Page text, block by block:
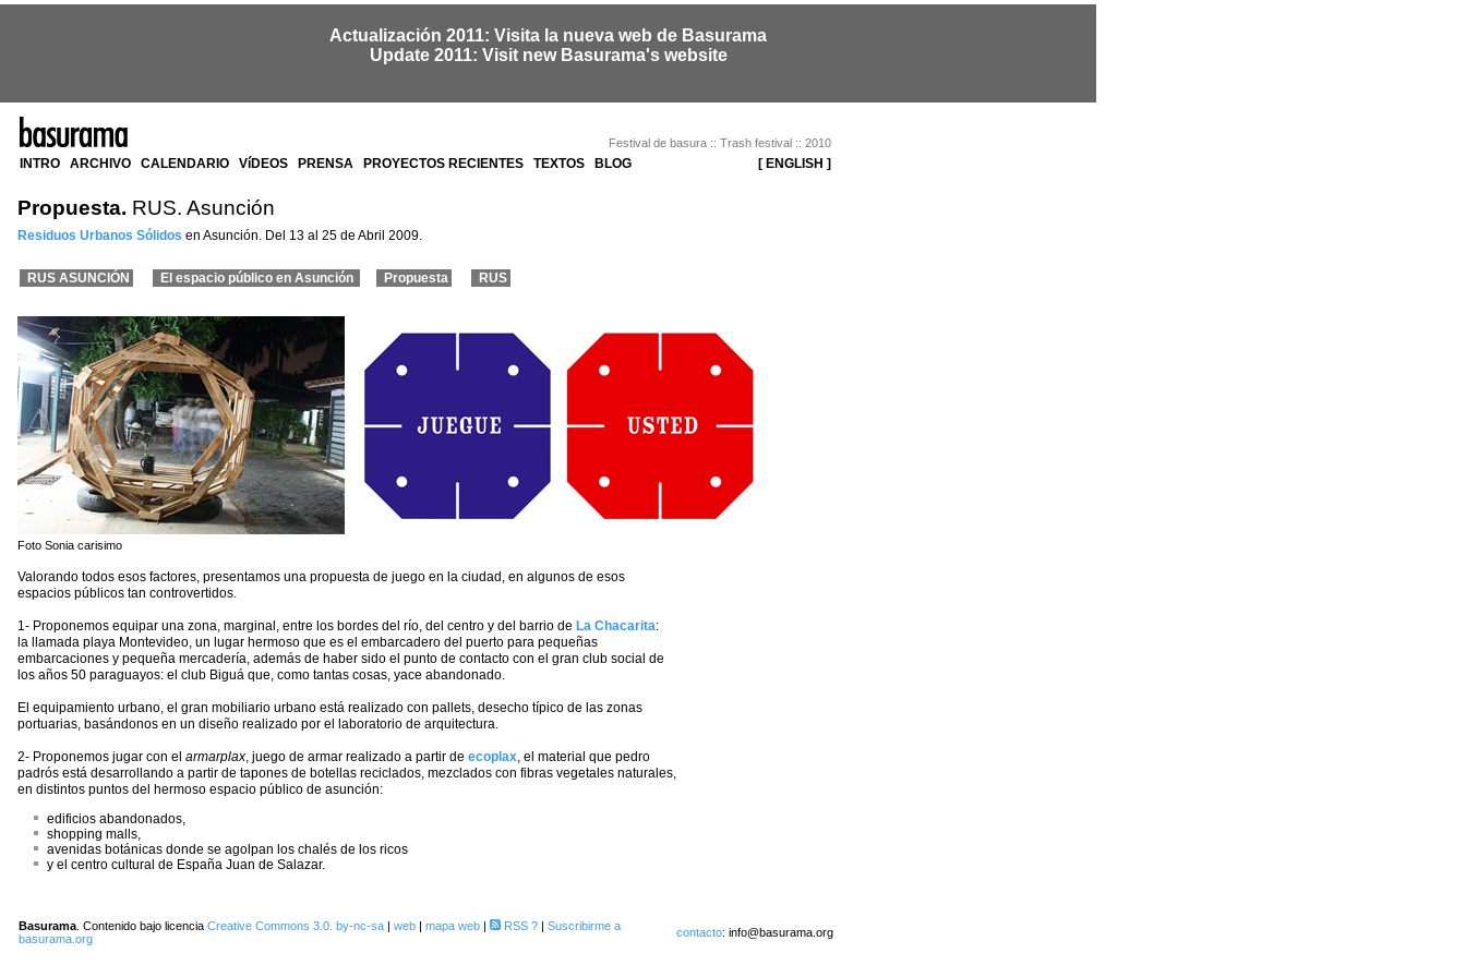
Actualización 2011: Visita la nueva web de Basurama
Update 2011: Visit new Basurama's website
Festival de basura :: Trash festival :: 2010
INTRO ARCHIVO CALENDARIO VíDEOS PRENSA PROYECTOS RECIENTES TEXTOS BLOG [ ENGLISH ]
Propuesta. RUS. Asunción
Residuos Urbanos Sólidos en Asunción. Del 13 al 25 de Abril 2009.
RUS ASUNCIÓN El espacio público en Asunción Propuesta RUS
Foto Sonia carisimo
Valorando todos esos factores, presentamos una propuesta de juego en la ciudad, en algunos de esos
espacios públicos tan controvertidos.
1- Proponemos equipar una zona, marginal, entre los bordes del río, del centro y del barrio de La Chacarita:
la llamada playa Montevideo, un lugar hermoso que es el embarcadero del puerto para pequeñas
embarcaciones y pequeña mercadería, además de haber sido el punto de contacto con el gran club social de
los años 50 paraguayos: el club Biguá que, como tantas cosas, yace abandonado.
El equipamiento urbano, el gran mobiliario urbano está realizado con pallets, desecho típico de las zonas
portuarias, basándonos en un diseño realizado por el laboratorio de arquitectura.
2- Proponemos jugar con el armarplax, juego de armar realizado a partir de ecoplax, el material que pedro
padrós está desarrollando a partir de tapones de botellas reciclados, mezclados con fibras vegetales naturales,
en distintos puntos del hermoso espacio público de asunción:
edificios abandonados,
shopping malls,
avenidas botánicas donde se agolpan los chalés de los ricos
y el centro cultural de España Juan de Salazar.
Basurama . Contenido bajo licencia Creative Commons 3.0. by-nc-sa | web | mapa web | RSS ? | Suscribirme a
basurama.org
contacto: info@basurama.org